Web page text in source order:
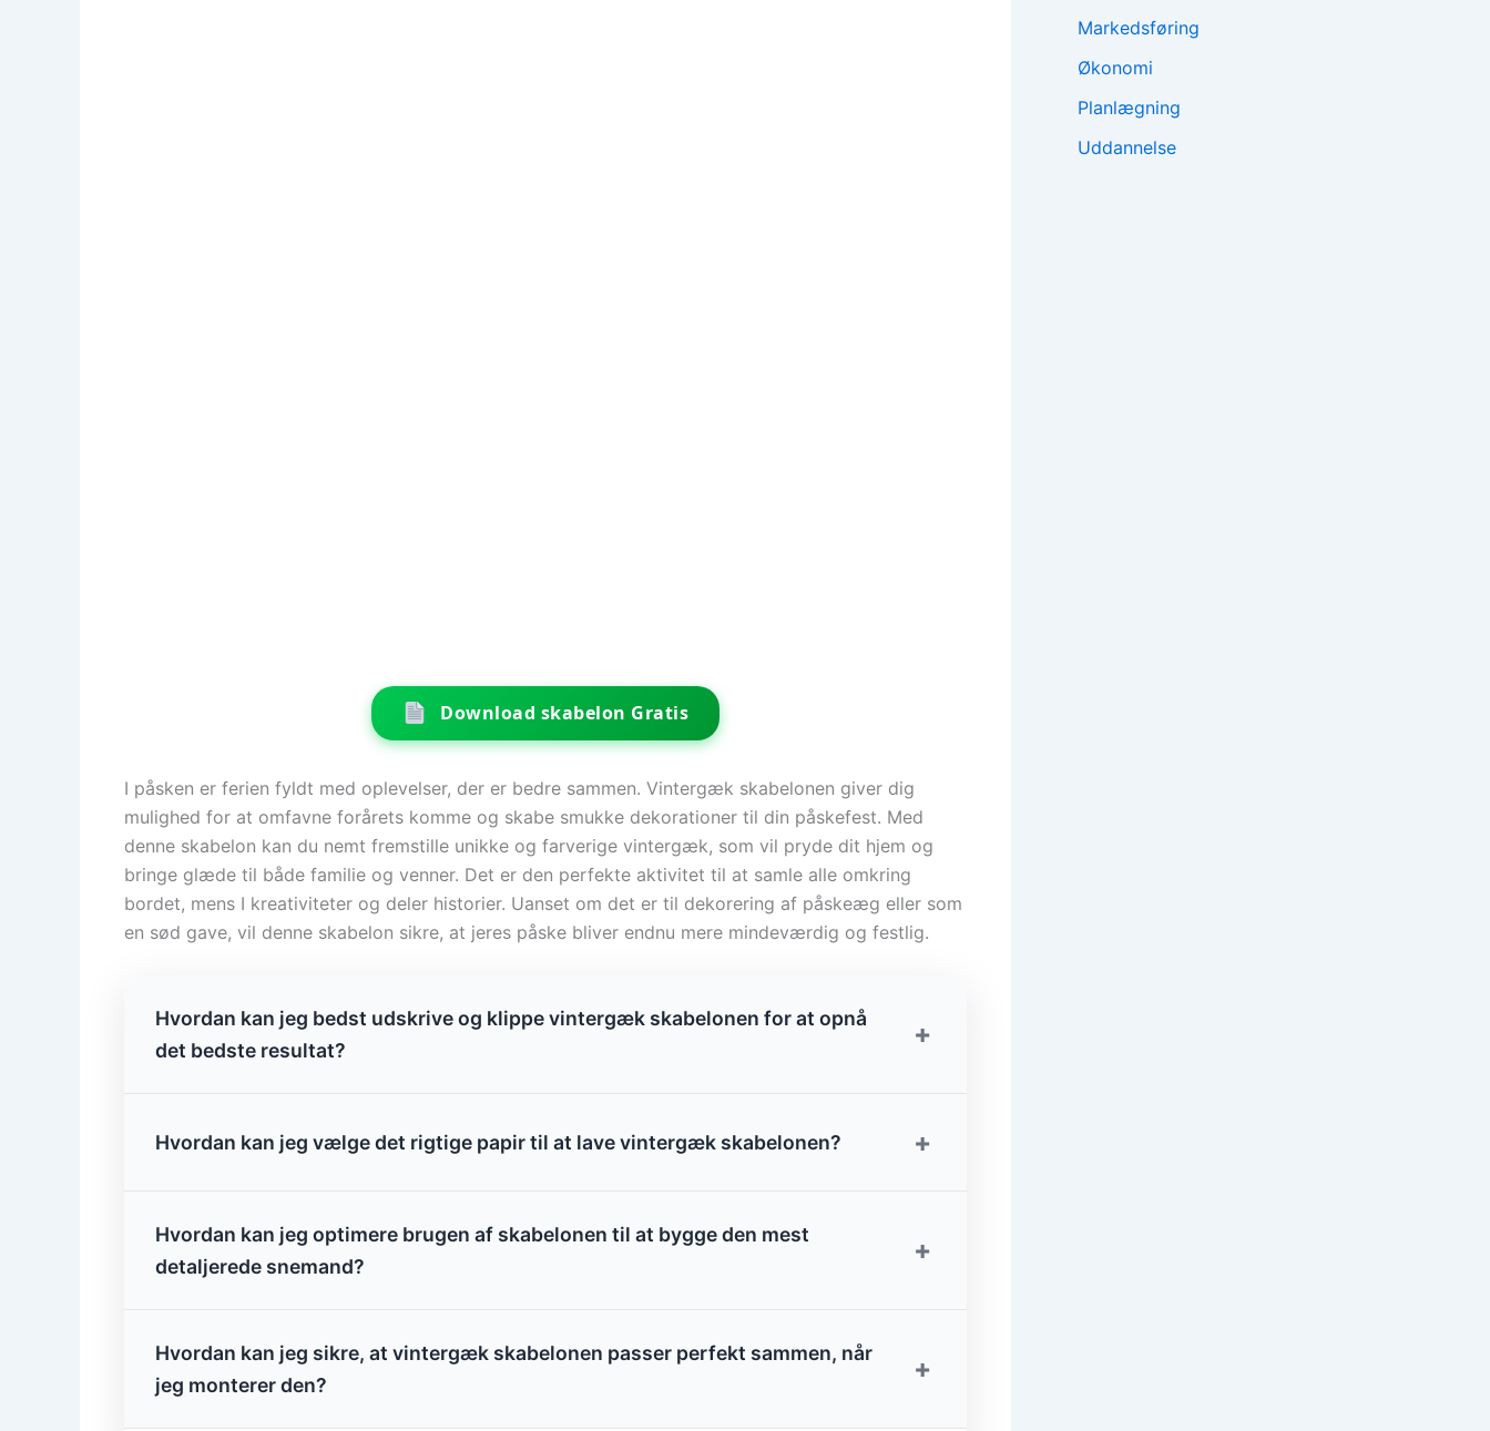
Download skabelon Gratis
I påsken er ferien fyldt med oplevelser, der er bedre sammen. Vintergæk skabelonen giver dig
mulighed for at omfavne forårets komme og skabe smukke dekorationer til din påskefest. Med
denne skabelon kan du nemt fremstille unikke og farverige vintergæk, som vil pryde dit hjem og
bringe glæde til både familie og venner. Det er den perfekte aktivitet til at samle alle omkring
bordet, mens I kreativiteter og deler historier. Uanset om det er til dekorering af påskeæg eller som
en sød gave, vil denne skabelon sikre, at jeres påske bliver endnu mere mindeværdig og festlig.
Hvordan kan jeg bedst udskrive og klippe vintergæk skabelonen for at opnå
det bedste resultat?
+
Hvordan kan jeg vælge det rigtige papir til at lave vintergæk skabelonen? +
Hvordan kan jeg optimere brugen af skabelonen til at bygge den mest
detaljerede snemand?
+
Hvordan kan jeg sikre, at vintergæk skabelonen passer perfekt sammen, når
jeg monterer den?
+
Markedsføring
Økonomi
Planlægning
Uddannelse